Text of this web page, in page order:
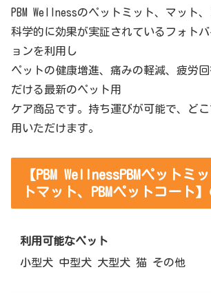
PBM Wellnessのペットミット、マット
科学的に効果が実証されているフォト
ョンを利用し
ペットの健康増進、痛みの軽減、疲労
だける最新のペット用
ケア商品です。持ち運びが可能で、ど
用いただけます。
【PBM WellnessPBMペットミ
トマット、PBMペットコート
利用可能なペット
小型犬 中型犬 大型犬 猫 その他